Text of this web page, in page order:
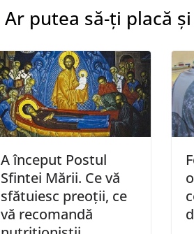
Ar putea să-ți placă și
A început Postul
Sfintei Mării. Ce vă
sfătuiesc preoții, ce
vă recomandă